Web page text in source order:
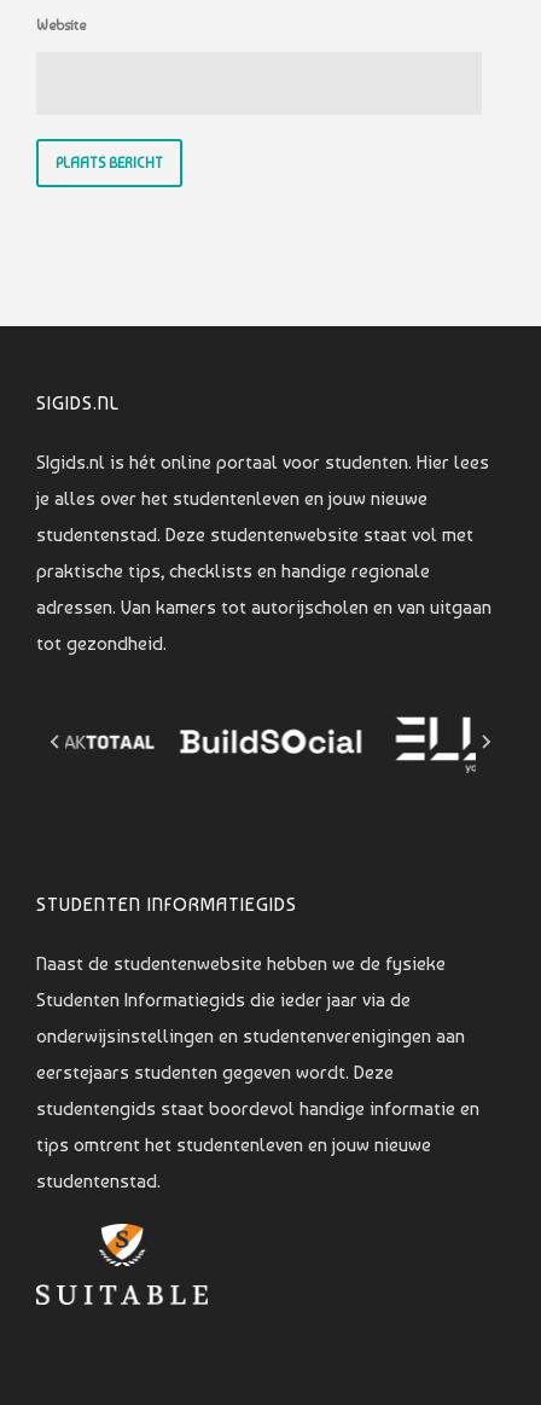
Website
SIGIDS.NL
SIgids.nl is hét online portaal voor studenten. Hier lees
je alles over het studentenleven en jouw nieuwe
studentenstad. Deze studentenwebsite staat vol met
praktische tips, checklists en handige regionale
adressen. Van kamers tot autorijscholen en van uitgaan
tot gezondheid.
STUDENTEN INFORMATIEGIDS
Naast de studentenwebsite hebben we de fysieke
Studenten Informatiegids die ieder jaar via de
onderwijsinstellingen en studentenverenigingen aan
eerstejaars studenten gegeven wordt. Deze
studentengids staat boordevol handige informatie en
tips omtrent het studentenleven en jouw nieuwe
studentenstad.